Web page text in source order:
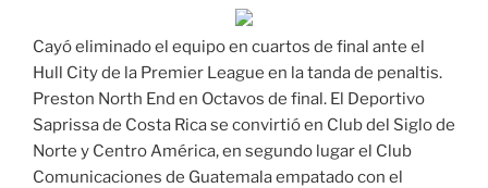
Cayó eliminado el equipo en cuartos de final ante el
Hull City de la Premier League en la tanda de penaltis.
Preston North End en Octavos de final. El Deportivo
Saprissa de Costa Rica se convirtió en Club del Siglo de
Norte y Centro América, en segundo lugar el Club
Comunicaciones de Guatemala empatado con el